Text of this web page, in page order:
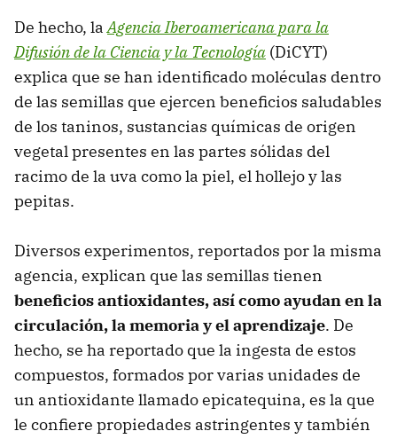
De hecho, laAgencia Iberoamericana para la
Difusión de la Ciencia y la Tecnología (DiCYT)
explica que se han identificado moléculas dentro
de las semillas que ejercen beneficios saludables
de los taninos, sustancias químicas de origen
vegetal presentes en las partes sólidas del
racimo de la uva como la piel, el hollejo y las
pepitas.
Diversos experimentos, reportados por la misma
agencia, explican que las semillas tienen
beneficiosantioxidantes, así como ayudan en la
circulación, la memoria y el aprendizaje. De
hecho, se ha reportado que la ingesta de estos
compuestos, formados por varias unidades de
un antioxidante llamado epicatequina, es la que
le confiere propiedades astringentes y también